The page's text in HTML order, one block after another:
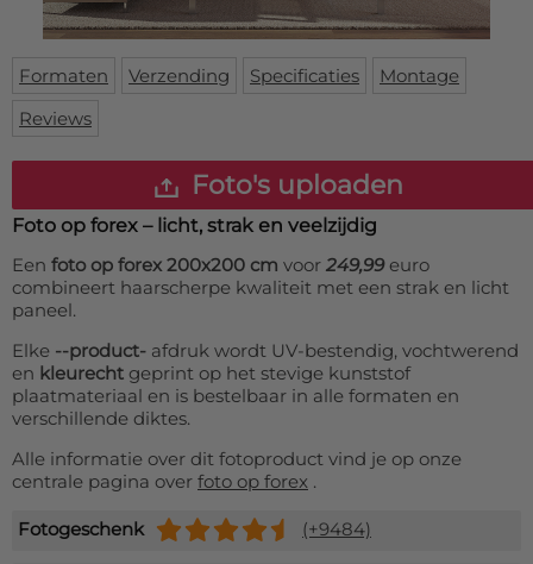
Deurmat
Vloermat
Skateboard deck
Over ons
Inloggen
WhatsApp
Formaten Verzending Specificaties
Montage
Reviews
Foto's uploaden
Foto op forex – licht, strak en veelzijdig
Een foto op forex 200x200 cm voor 249,99euro
combineert haarscherpe kwaliteit met een strak en licht
paneel.
Elke --product- afdruk wordt UV-bestendig, vochtwerend
en kleurecht geprint op het stevige kunststof
plaatmateriaal en is bestelbaar in alle formaten en
verschillende diktes.
Alle informatie over dit fotoproduct vind je op onze
centrale pagina over foto op forex .
Fotogeschenk (+9484)